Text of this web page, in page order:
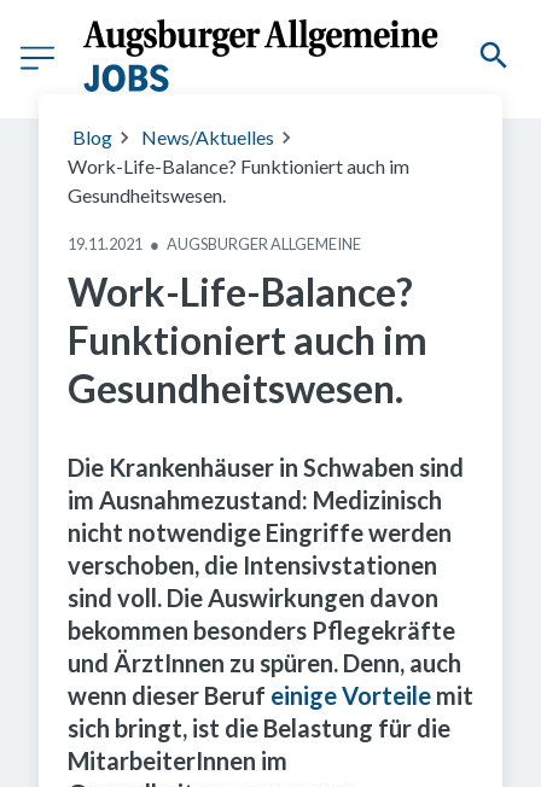
Blog
News/Aktuelles
Work-Life-Balance? Funktioniert auch im
Gesundheitswesen.
19.11.2021 ● AUGSBURGER ALLGEMEINE
Work-Life-Balance?
Funktioniert auch im
Gesundheitswesen.
Die Krankenhäuser in Schwaben sind
im Ausnahmezustand: Medizinisch
nicht notwendige Eingriffe werden
verschoben, die Intensivstationen
sind voll. Die Auswirkungen davon
bekommen besonders Pflegekräfte
und ÄrztInnen zu spüren. Denn, auch
wenn dieser Beruf einige Vorteile mit
sich bringt, ist die Belastung für die
MitarbeiterInnen im